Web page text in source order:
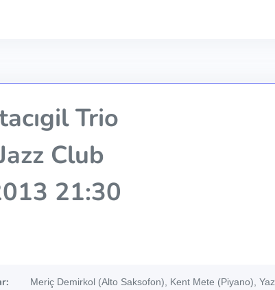
Trio
Club
21:30
Meriç Demirkol (Alto Saksofon), Kent Mete (Piyano), Yaz